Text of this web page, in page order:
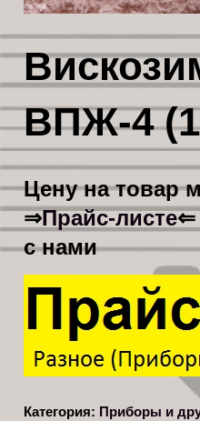
ВПЖ-4
Цену на товар
⇒Прайс-листе⇐
с нами
Категория: Приборы и